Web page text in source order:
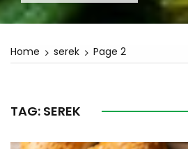
Home serek Page 2
TAG: SEREK